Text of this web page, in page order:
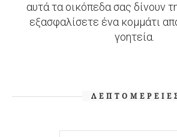
αυτά τα οικόπεδα σας δίνουν
εξασφαλίσετε ένα κομμάτι
γοητεία.